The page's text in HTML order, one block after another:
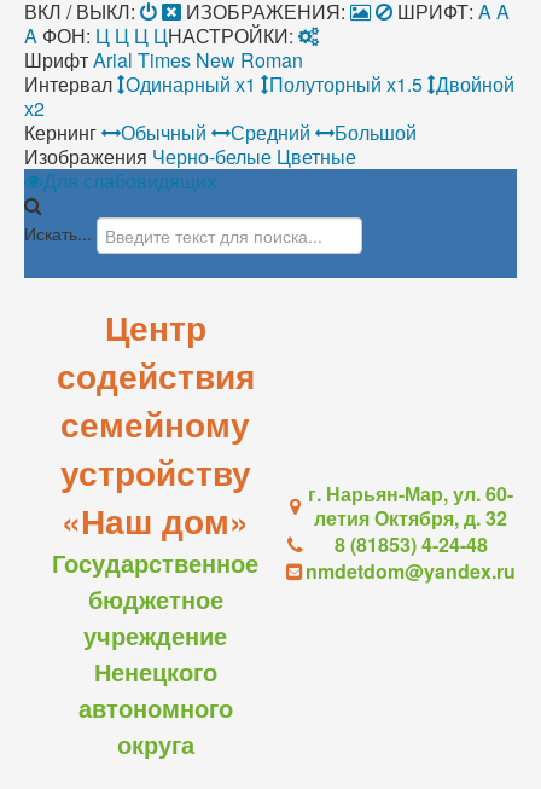
ВКЛ / ВЫКЛ: ИЗОБРАЖЕНИЯ: ШРИФТ: AA
A ФОН: Ц Ц Ц ЦНАСТРОЙКИ:
ШрифтArial Times New Roman
Интервал Одинарный х1 Полуторный х1.5 Двойной
х2
Кернинг
Обычный Средний
Большой
Изображения Черно-белые Цветные
Для слабовидящих
Искать...
Центр
содействия
семейному
устройству
«Наш дом»
Государственное
бюджетное
учреждение
Ненецкого
автономного
округа
г. Нарьян-Мар, ул. 60-
летия Октября, д. 32
8 (81853) 4-24-48
nmdetdom@yandex.ru